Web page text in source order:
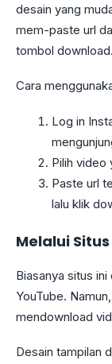
desain yang
mem-paste url
tombol download.
Cara
Log in
Pilih video
Paste url
lalu klik
Melalui Situs
Biasanya situs
YouTube.
mendownload
Desain tampilan